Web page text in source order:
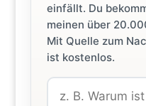
einfällt. Du
meinen über
Mit Quelle zum
ist kostenlos.